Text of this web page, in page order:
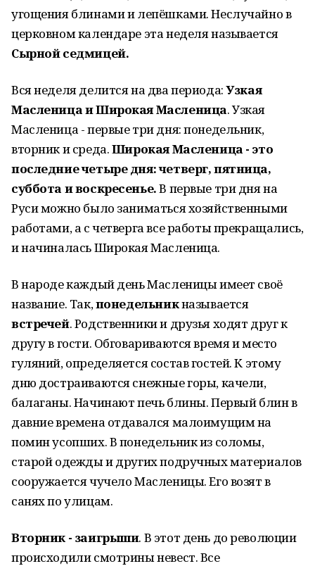
угощения блинами и лепёшками. Неслучайно в
церковном календаре эта неделя называется
Сырной седмицей.
Вся неделя делится на два периода:Узкая
Масленица и Широкая Масленица. Узкая
Масленица - первые три дня: понедельник,
вторник и среда.Широкая Масленица - это
последние четыре дня: четверг, пятница,
суббота и воскресенье.В первые три дня на
Руси можно было заниматься хозяйственными
работами, а с четверга все работы прекращались,
и начиналась Широкая Масленица.
В народе каждый день Масленицы имеет своё
название. Так,понедельникназывается
встречей. Родственники и друзья ходят друг к
другу в гости. Обговариваются время и место
гуляний, определяется состав гостей. К этому
дню достраиваются снежные горы, качели,
балаганы. Начинают печь блины. Первый блин в
давние времена отдавался малоимущим на
помин усопших. В понедельник из соломы,
старой одежды и других подручных материалов
сооружается чучело Масленицы. Его возят в
санях по улицам.
Вторник - заигрыши. В этот день до революции
происходили смотрины невест. Все